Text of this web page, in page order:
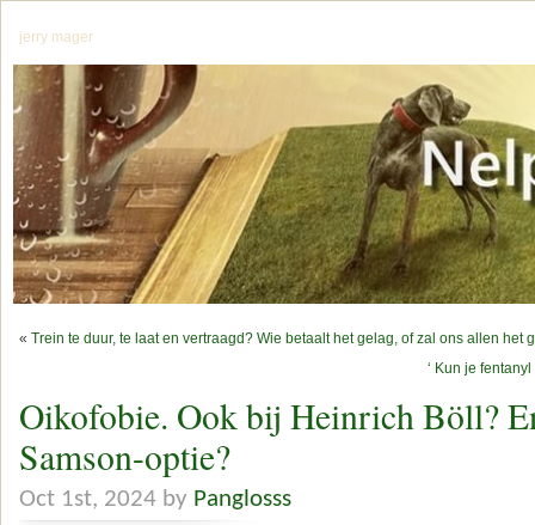
jerry mager
« Trein te duur, te laat en vertraagd? Wie betaalt het gelag, of zal ons allen het
‘ Kun je
Oikofobie. Ook bij Heinrich Böll?
Samson-optie?
Oct 1st, 2024 by Panglosss